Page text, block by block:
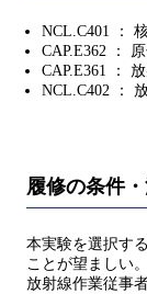
NCL.C401 ：
CAP.E362 ：
CAP.E361 ：
NCL.C402 ：
履修の条件
本実験を選択す
ことが望ましい
放射線作業従事